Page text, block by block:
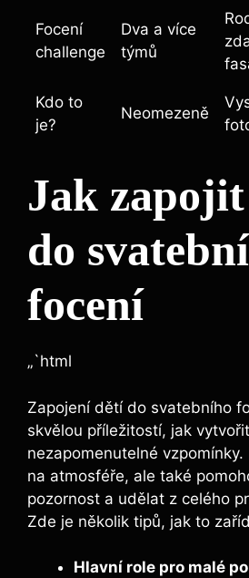
Focení
challenge
Dva a ⁤více
týmů
Kdo to
je?
Neomezeně
Jak
do
⁣focení
„`html
Zapojení dětí​ do svatebního
skvělou příležitostí, jak⁣ vytvořit
nezapomenutelné
na atmosféře, ale také
pozornost a udělat z‍ celého
Zde je ⁢několik tipů, jak ⁤to⁣
Hlavní role pro malé⁢